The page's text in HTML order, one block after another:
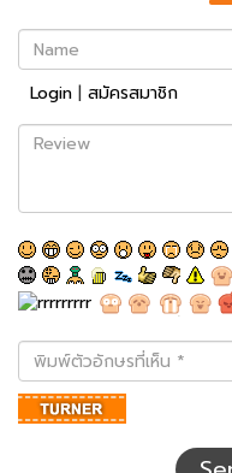
Name
Login | สมัครสมาชิก
Review
พิมพ์
ตัว
อักษร
ที่